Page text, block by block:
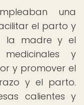
una
el parto y
la madre y el
y
y promover el
y el parto.
calientes y